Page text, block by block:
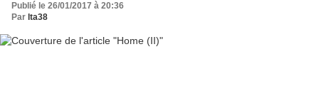
Publié le 26/01/2017 à 20:36
Par lta38